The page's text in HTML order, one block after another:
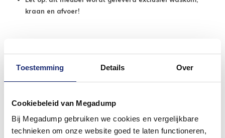
Toestemming Details Over
Cookiebeleid van Megadump
Bij Megadump gebruiken we cookies en vergelijkbare
technieken om onze website goed te laten functioneren,
kraan en afvoer!